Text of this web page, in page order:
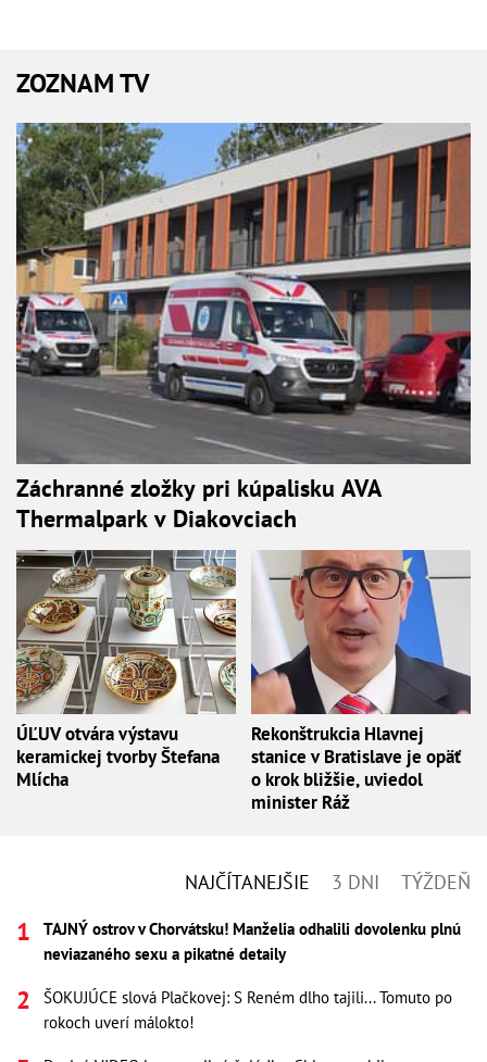
ZOZNAM TV
Záchranné zložky pri kúpalisku AVA
Thermalpark v Diakovciach
ÚĽUV otvára výstavu
keramickej tvorby Štefana
Mlícha
Rekonštrukcia Hlavnej
stanice v Bratislave je opäť
o krok bližšie, uviedol
minister Ráž
NAJČÍTANEJŠIE 3 DNI TÝŽDEŇ
TAJNÝ ostrov v Chorvátsku! Manželia odhalili dovolenku plnú
neviazaného sexu a pikatné detaily
ŠOKUJÚCE slová Plačkovej: S Reném dlho tajili... Tomuto po
rokoch uverí málokto!